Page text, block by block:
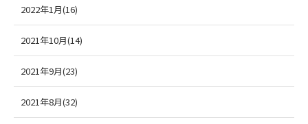
2022年1月(16)
2021年10月(14)
2021年9月(23)
2021年8月(32)